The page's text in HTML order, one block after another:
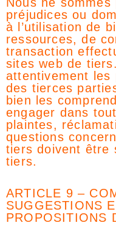
préjudices ou
à l’utilisation de
ressources, de
transaction
sites web de
attentivement les
des tierces
bien les
engager dans
plaintes,
questions
tiers doivent être
tiers.
ARTICLE 9 –
SUGGESTIONS
PROPOSITIONS